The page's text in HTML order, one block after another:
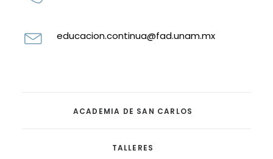
educacion.continua@fad.unam.mx
ACADEMIA DE SAN CARLOS
TALLERES